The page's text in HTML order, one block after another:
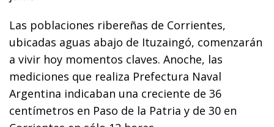
Las poblaciones ribereñas de Corrientes,
ubicadas aguas abajo de Ituzaingó, comenzarán
a vivir hoy momentos claves. Anoche, las
mediciones que realiza Prefectura Naval
Argentina indicaban una creciente de 36
centímetros en Paso de la Patria y de 30 en